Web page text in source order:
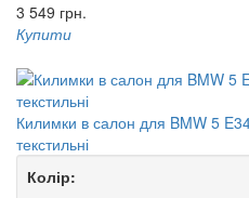
3 549 грн.
Купити
Килимки в салон для BMW 5
текстильні
Колір: